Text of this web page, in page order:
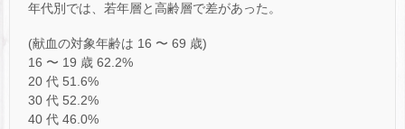
年代別では、若年層と高齢層で差があった。
(献血の対象年齢は 16 〜 69 歳)
16 〜 19 歳 62.2%
20 代 51.6%
30 代 52.2%
40 代 46.0%